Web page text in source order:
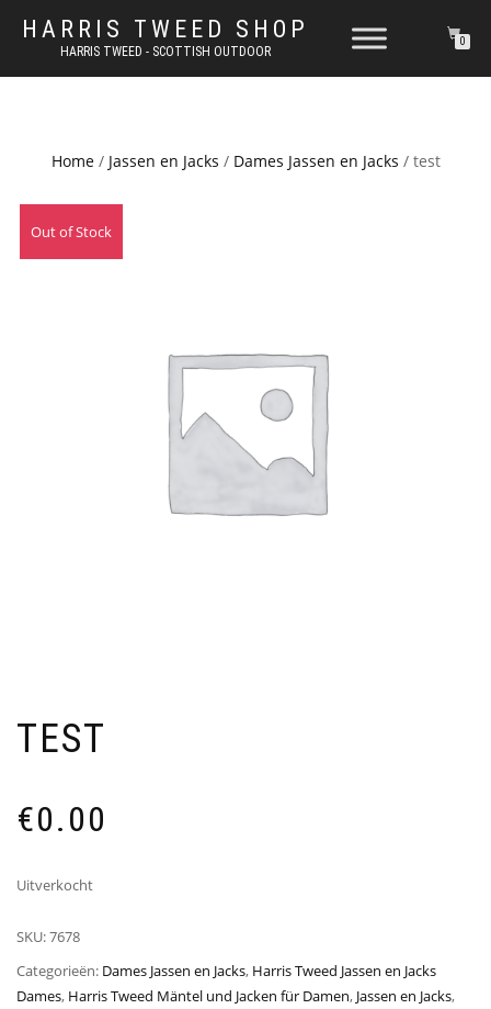
HARRIS TWEED SHOP
HARRIS TWEED - SCOTTISH OUTDOOR
0
Home/ Jassen en Jacks / Dames Jassen en Jacks / test
Out of Stock
TEST
€0.00
Uitverkocht
SKU:7678
Categorieën: Dames Jassen en Jacks, Harris Tweed Jassen en Jacks
Dames, Harris Tweed Mäntel und Jacken für Damen, Jassen en Jacks,